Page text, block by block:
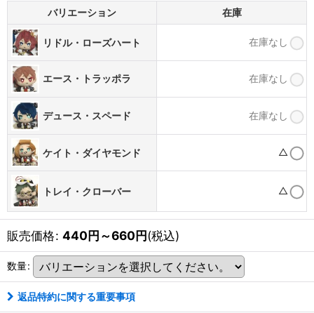
バリエーション 在庫
リドル・ローズハート 在庫なし
エース・トラッポラ 在庫なし
デュース・スペード 在庫なし
ケイト・ダイヤモンド △
トレイ・クローバー △
販売価格: 440円～660円(税込)
数量:
返品特約に関する重要事項